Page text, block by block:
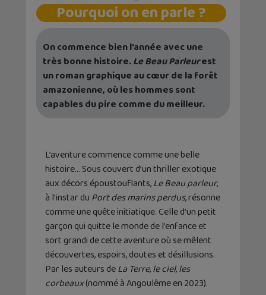
Pourquoi on en parle ?
On commence bien l’année avec une
très bonne histoire.Le Beau Parleurest
un roman graphique au cœur de la forêt
amazonienne, où les hommes sont
capables du pire comme du meilleur.
L’aventure commence comme une belle
histoire… Sous couvert d’un thriller exotique
aux décors époustouflants,Le Beau parleur,
à l’instar du Port des marins perdus, résonne
comme une quête initiatique. Celle d’un petit
garçon qui quitte le monde de l’enfance et
sort grandi de cette aventure où se mêlent
découvertes, espoirs, doutes et désillusions.
Par les auteurs deLa Terre, le ciel, les
corbeaux(nommé à Angoulême en 2023).